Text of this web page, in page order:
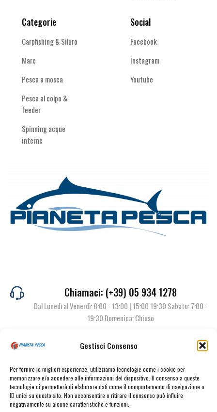
Gestisci Consenso
Per fornire le migliori esperienze, utilizziamo tecnologie come i cookie per
memorizzare e/o accedere alle informazioni del dispositivo. Il consenso a queste
tecnologie ci permetterà di elaborare dati come il comportamento di navigazione o
ID unici su questo sito. Non acconsentire o ritirare il consenso può influire
negativamente su alcune caratteristiche e funzioni.
Categorie
Carpfishing & Siluro
Mare
Pesca a mosca
Pesca al colpo &
feeder
Spinning acque
interne
Social
Facebook
Instagram
Youtube
Chiamaci: (+39) 05 934 1278
Dal Lunedì al Venerdì: 8:00 - 13:00 | 15:00 19:30 Sabato: 7:00 -
19:30 Domenica: Chiuso